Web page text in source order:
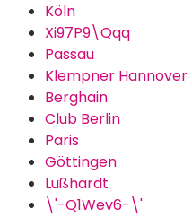
Köln
Xi97P9\Qqq
Passau
Klempner Hannover
Berghain
Club Berlin
Paris
Göttingen
Lußhardt
\'-Q1Wev6-\'